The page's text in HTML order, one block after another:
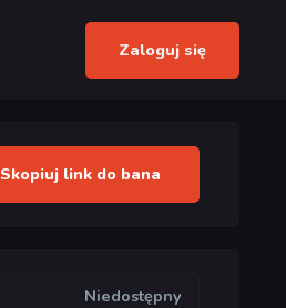
Zaloguj się
Skopiuj link do bana
Niedostępny